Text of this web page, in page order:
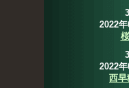
2022
2022
西早